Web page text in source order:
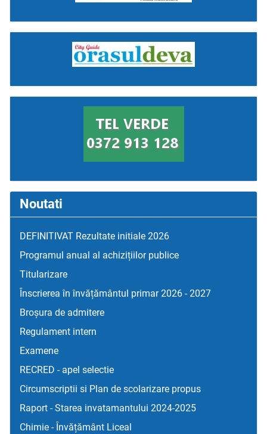
Noutati
DEFINITIVAT Rezultate initiale 2026
Programul anual al achizițiilor publice
Titularizare
Înscrierea în învățământul primar 2026 - 2027
Broșura de admitere
Regulament intern
Examene
RECRED - apel selectie
Circumscriptii si Plan de scolarizare propus
Raport - Starea invatamantului 2024-2025
Chimie - Învățământ Liceal